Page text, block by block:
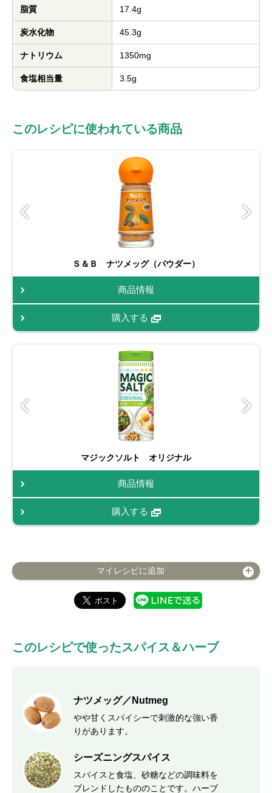
脂質 17.4g
炭水化物 45.3g
ナトリウム 1350mg
食塩相当量 3.5g
このレシピに使われている商品
Ｓ＆Ｂ ナツメッグ（パウダー）
商品情報
購入する
マジックソルト オリジナル
商品情報
購入する
マイレシピに追加
このレシピで使ったスパイス＆ハーブ
ナツメッグ／Nutmeg
やや甘くスパイシーで刺激的な強い香
りがあります。
シーズニングスパイス
スパイスと食塩、砂糖などの調味料を
ブレンドしたもののことです。ハーブ